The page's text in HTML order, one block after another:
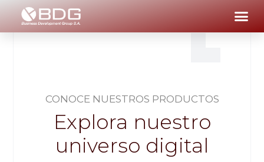
CONOCE NUESTROS PRODUCTOS
Explora nuestro
universo digital